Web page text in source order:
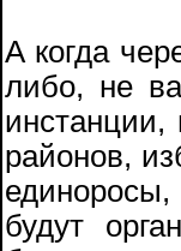
А когда
либо, не
инстанции,
районов,
будут